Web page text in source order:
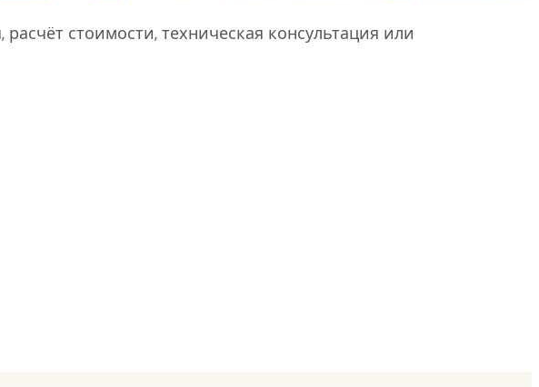
стоимости, техническая консультация или